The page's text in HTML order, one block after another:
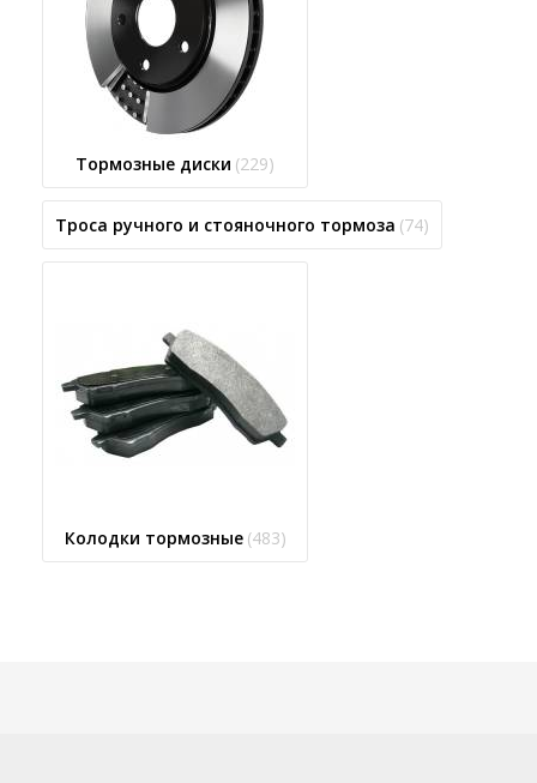
Тормозные диски (229)
Троса ручного и стояночного тормоза (74)
Колодки тормозные (483)